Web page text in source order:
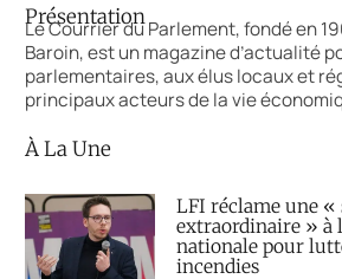
Présentation
Le Courrier du Parlement, fondé en
Baroin, est un magazine d’actualité
parlementaires, aux élus locaux et
principaux acteurs de la vie
À La Une
LFI réclame une «
extraordinaire » à
nationale pour
incendies